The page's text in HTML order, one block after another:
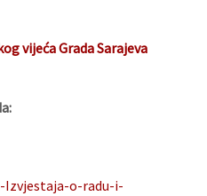
vijeća Grada Sarajeva
Izvjestaja-o-radu-i-